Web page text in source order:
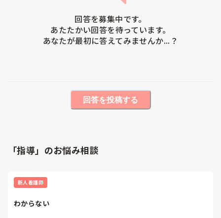
回答を募集中です。
あたたかい回答を待っています。
あなたが最初に答えてみませんか...？
回答を投稿する
「指導」のお悩み相談
新人看護師
わからない